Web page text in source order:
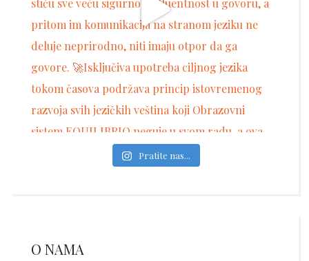
Pratite nas...
O NAMA